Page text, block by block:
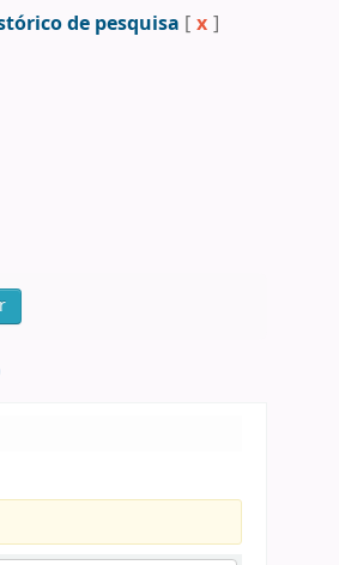
de pesquisa [ x ]